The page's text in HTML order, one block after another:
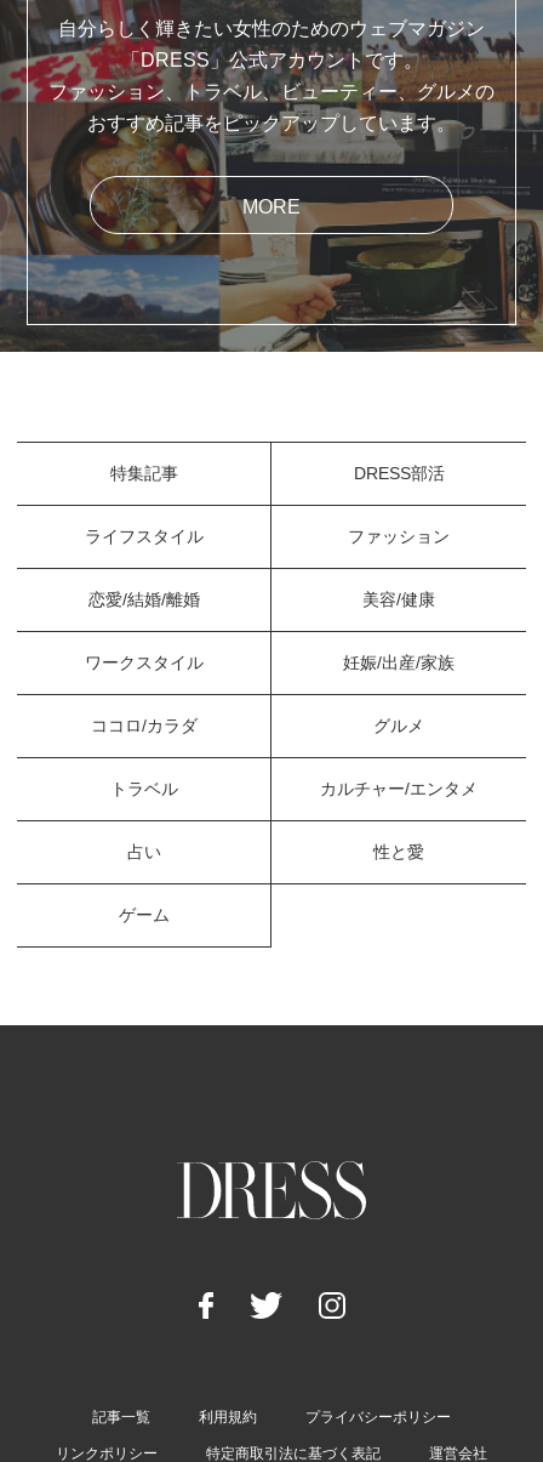
自分らしく輝きたい女性のためのウェブマガジン
「DRESS」公式アカウントです。
ファッション、トラベル、ビューティー、グルメの
おすすめ記事をピックアップしています。
MORE
特集記事 DRESS部活
ライフスタイル ファッション
恋愛/結婚/離婚 美容/健康
ワークスタイル 妊娠/出産/家族
ココロ/カラダ グルメ
トラベル カルチャー/エンタメ
占い 性と愛
ゲーム
記事一覧 利用規約 プライバシーポリシー
リンクポリシー 特定商取引法に基づく表記 運営会社